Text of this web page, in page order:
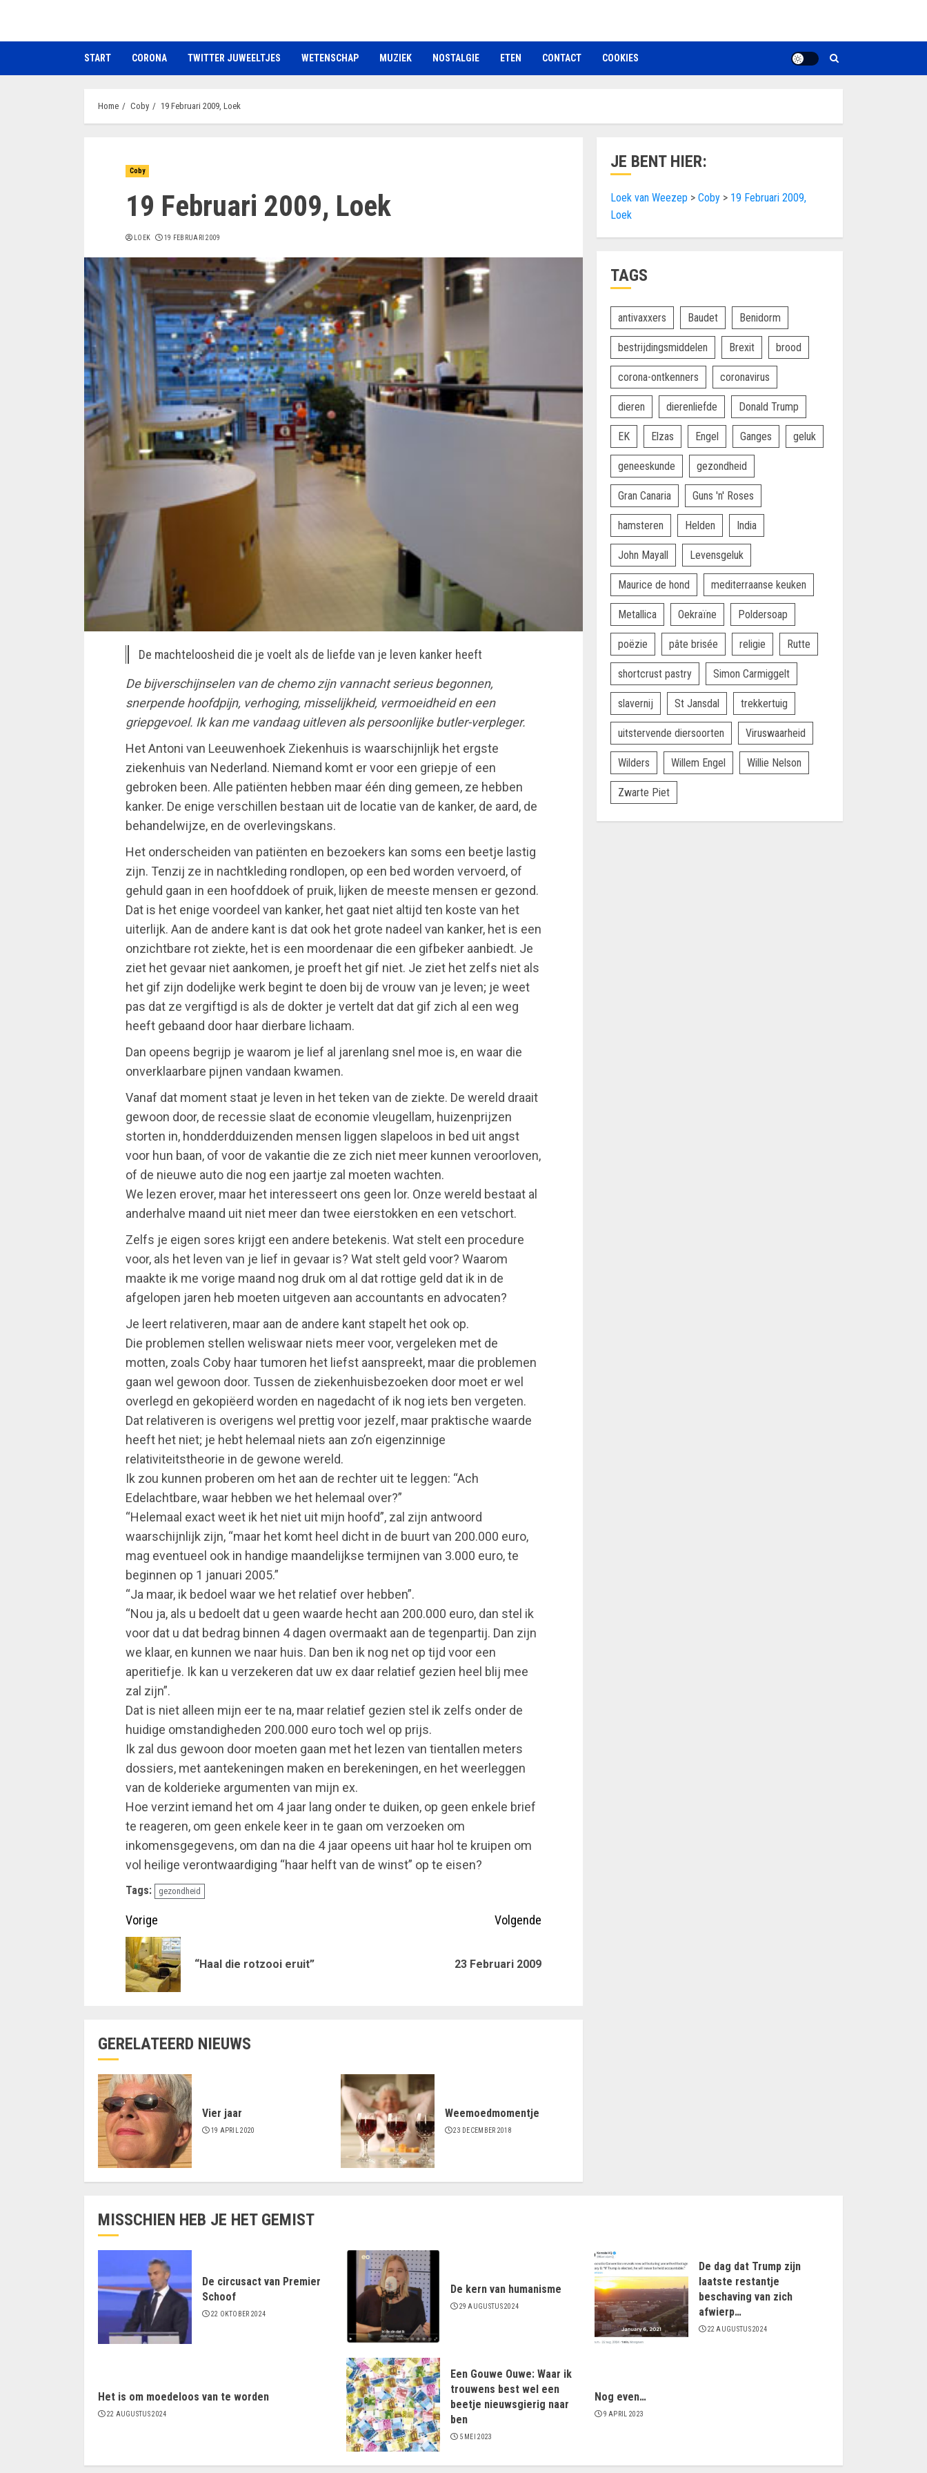
de
START CORONA TWITTER JUWEELTJES WETENSCHAP MUZIEK NOSTALGIE ETEN CONTACT COOKIES
Home Coby 19 Februari 2009, Loek
Coby
19 Februari 2009, Loek
LOEK 19 FEBRUARI 2009
De machteloosheid die je voelt als de liefde van je leven kanker heeft
De bijverschijnselen van de chemo zijn vannacht serieus begonnen,
snerpende hoofdpijn, verhoging, misselijkheid, vermoeidheid en een
griepgevoel. Ik kan me vandaag uitleven als persoonlijke butler-verpleger.
Het Antoni van Leeuwenhoek Ziekenhuis is waarschijnlijk het ergste
ziekenhuis van Nederland. Niemand komt er voor een griepje of een
gebroken been. Alle patiënten hebben maar één ding gemeen, ze hebben
kanker. De enige verschillen bestaan uit de locatie van de kanker, de aard, de
behandelwijze, en de overlevingskans.
Het onderscheiden van patiënten en bezoekers kan soms een beetje lastig
zijn. Tenzij ze in nachtkleding rondlopen, op een bed worden vervoerd, of
gehuld gaan in een hoofddoek of pruik, lijken de meeste mensen er gezond.
Dat is het enige voordeel van kanker, het gaat niet altijd ten koste van het
uiterlijk. Aan de andere kant is dat ook het grote nadeel van kanker, het is een
onzichtbare rot ziekte, het is een moordenaar die een gifbeker aanbiedt. Je
ziet het gevaar niet aankomen, je proeft het gif niet. Je ziet het zelfs niet als
het gif zijn dodelijke werk begint te doen bij de vrouw van je leven; je weet
pas dat ze vergiftigd is als de dokter je vertelt dat dat gif zich al een weg
heeft gebaand door haar dierbare lichaam.
Dan opeens begrijp je waarom je lief al jarenlang snel moe is, en waar die
onverklaarbare pijnen vandaan kwamen.
Vanaf dat moment staat je leven in het teken van de ziekte. De wereld draait
gewoon door, de recessie slaat de economie vleugellam, huizenprijzen
storten in, hondderdduizenden mensen liggen slapeloos in bed uit angst
voor hun baan, of voor de vakantie die ze zich niet meer kunnen veroorloven,
of de nieuwe auto die nog een jaartje zal moeten wachten.
We lezen erover, maar het interesseert ons geen lor. Onze wereld bestaat al
anderhalve maand uit niet meer dan twee eierstokken en een vetschort.
Zelfs je eigen sores krijgt een andere betekenis. Wat stelt een procedure
voor, als het leven van je lief in gevaar is? Wat stelt geld voor? Waarom
maakte ik me vorige maand nog druk om al dat rottige geld dat ik in de
afgelopen jaren heb moeten uitgeven aan accountants en advocaten?
Je leert relativeren, maar aan de andere kant stapelt het ook op.
Die problemen stellen weliswaar niets meer voor, vergeleken met de
motten, zoals Coby haar tumoren het liefst aanspreekt, maar die problemen
gaan wel gewoon door. Tussen de ziekenhuisbezoeken door moet er wel
overlegd en gekopiëerd worden en nagedacht of ik nog iets ben vergeten.
Dat relativeren is overigens wel prettig voor jezelf, maar praktische waarde
heeft het niet; je hebt helemaal niets aan zo’n eigenzinnige
relativiteitstheorie in de gewone wereld.
Ik zou kunnen proberen om het aan de rechter uit te leggen: “Ach
Edelachtbare, waar hebben we het helemaal over?”
“Helemaal exact weet ik het niet uit mijn hoofd”, zal zijn antwoord
waarschijnlijk zijn, “maar het komt heel dicht in de buurt van 200.000 euro,
mag eventueel ook in handige maandelijkse termijnen van 3.000 euro, te
beginnen op 1 januari 2005.”
“Ja maar, ik bedoel waar we het relatief over hebben”.
“Nou ja, als u bedoelt dat u geen waarde hecht aan 200.000 euro, dan stel ik
voor dat u dat bedrag binnen 4 dagen overmaakt aan de tegenpartij. Dan zijn
we klaar, en kunnen we naar huis. Dan ben ik nog net op tijd voor een
aperitiefje. Ik kan u verzekeren dat uw ex daar relatief gezien heel blij mee
zal zijn”.
Dat is niet alleen mijn eer te na, maar relatief gezien stel ik zelfs onder de
huidige omstandigheden 200.000 euro toch wel op prijs.
Ik zal dus gewoon door moeten gaan met het lezen van tientallen meters
dossiers, met aantekeningen maken en berekeningen, en het weerleggen
van de kolderieke argumenten van mijn ex.
Hoe verzint iemand het om 4 jaar lang onder te duiken, op geen enkele brief
te reageren, om geen enkele keer in te gaan om verzoeken om
inkomensgegevens, om dan na die 4 jaar opeens uit haar hol te kruipen om
vol heilige verontwaardiging “haar helft van de winst” op te eisen?
Tags: gezondheid
Doorgaan
met
lezen
Vorige
“Haal die rotzooi eruit”
Volgende
23 Februari 2009
GERELATEERD NIEUWS
Vier jaar
19 APRIL 2020
Weemoedmomentje
23 DECEMBER 2018
JE BENT HIER:
Loek van Weezep >Coby > 19 Februari 2009,
Loek
TAGS
antivaxxers Baudet Benidorm
bestrijdingsmiddelen Brexit brood
corona-ontkenners coronavirus
dieren dierenliefde Donald Trump
EK Elzas Engel Ganges geluk
geneeskunde gezondheid
Gran Canaria Guns 'n' Roses
hamsteren Helden India
John Mayall Levensgeluk
Maurice de hond mediterraanse keuken
Metallica Oekraïne Poldersoap
poëzie pâte brisée religie Rutte
shortcrust pastry Simon Carmiggelt
slavernij St Jansdal trekkertuig
uitstervende diersoorten Viruswaarheid
Wilders Willem Engel Willie Nelson
Zwarte Piet
MISSCHIEN HEB JE HET GEMIST
De circusact van Premier
Schoof
22 OKTOBER 2024
De kern van humanisme
29 AUGUSTUS 2024
De dag dat Trump zijn
laatste restantje
beschaving van zich
afwierp…
22 AUGUSTUS 2024
Het is om moedeloos van te worden
22 AUGUSTUS 2024
Een Gouwe Ouwe: Waar ik
trouwens best wel een
beetje nieuwsgierig naar
ben
5 MEI 2023
Nog even…
9 APRIL 2023